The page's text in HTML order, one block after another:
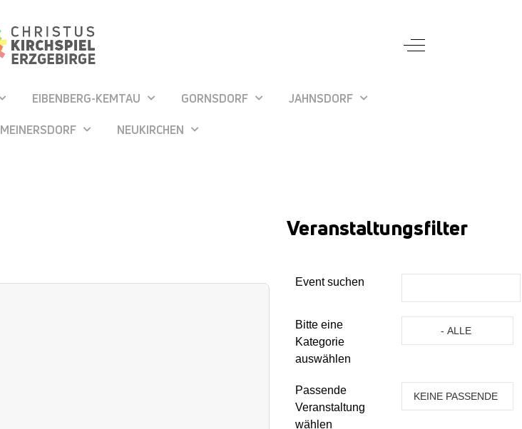
Off-Canvas Toggle
EIBENBERG-KEMTAU GORNSDORF
JAHNSDORF
MEINERSDORF NEUKIRCHEN
Veranstaltungsfilter
Event suchen
Bitte eine
Kategorie
auswählen
- ALLE
Passende
Veranstaltung
wählen
KEINE PASSENDE